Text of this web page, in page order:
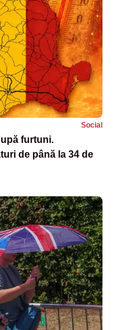
Social
furtuni.
de până la 34 de